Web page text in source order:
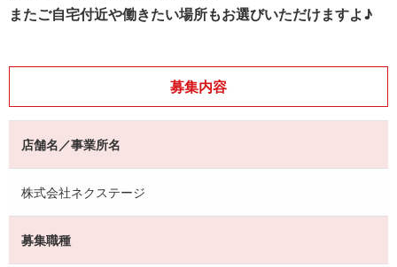
またご自宅付近や働きたい場所もお選びいただけますよ♪
募集内容
店舗名／事業所名
株式会社ネクステージ
募集職種